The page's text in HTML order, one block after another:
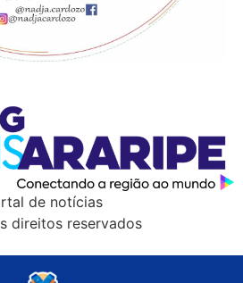
de notícias
direitos reservados